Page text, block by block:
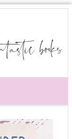
books